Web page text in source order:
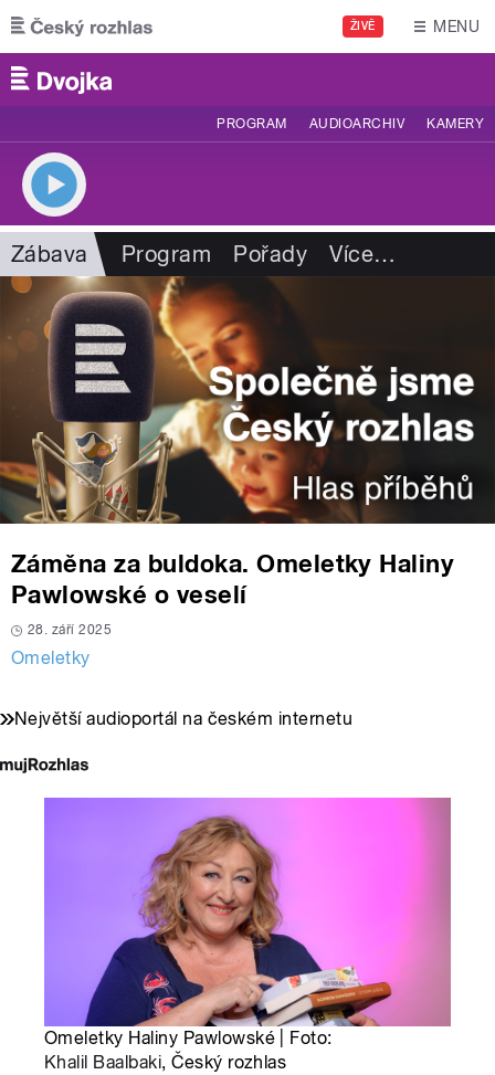
Přejít k hlavnímu obsahu
ŽIVĚ MENU
PROGRAM AUDIOARCHIV KAMERY
Zábava Program Pořady Více…
Záměna za buldoka. Omeletky Haliny
Pawlowské o veselí
28. září 2025
Omeletky
Největší audioportál na českém internetu
Omeletky Haliny Pawlowské | Foto:
Khalil Baalbaki, Český rozhlas